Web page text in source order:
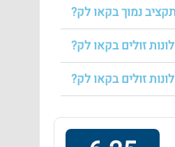
נמוך בקאו לק?
זולים בקאו לק?
זולים בקאו לק?